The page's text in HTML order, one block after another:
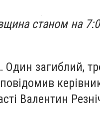
станом на
Один загиблий,
Валентин